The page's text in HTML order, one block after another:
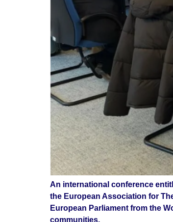
An international conference
the European Association for
European Parliament from the
communities.